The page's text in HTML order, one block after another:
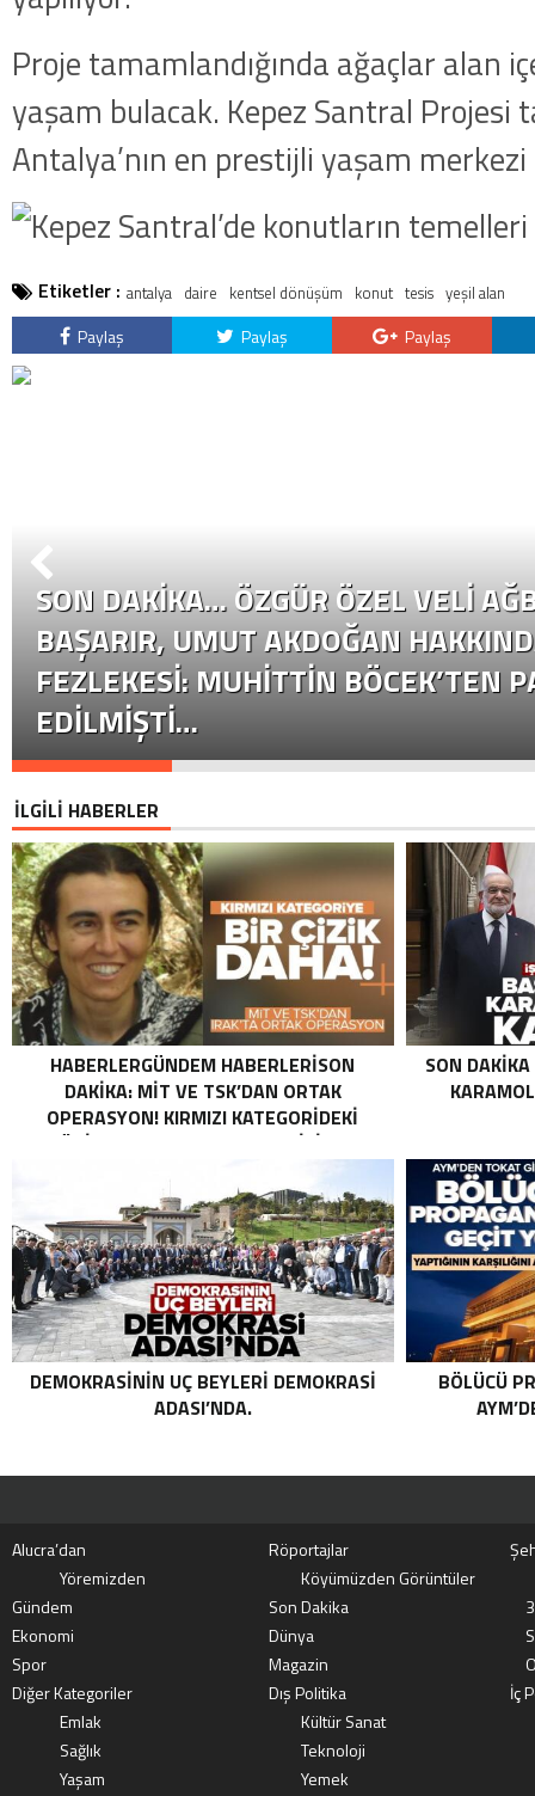
Proje tamamlandığında ağaçlar alan
yaşam bulacak. Kepez Santral Projesi
Antalya’nın en prestijli yaşam merkezi
Etiketler : antalya daire kentsel dönüşüm konut tesis yeşil alan
Paylaş Paylaş Paylaş
SON DAKİKA… ÖZGÜR ÖZEL VELI
BAŞARIR, UMUT AKDOĞAN
FEZLEKESI: MUHITTIN BÖCEK’TEN
EDILMIŞTI…
İLGİLİ HABERLER
HABERLERGÜNDEM HABERLERISON
DAKIKA: MİT VE TSK’DAN ORTAK
OPERASYON! KIRMIZI KATEGORIDEKI
TERÖRIST NAZLI TAŞPINAR ETKISIZ HALE
ORTAK OPERASYON! KIRMIZI
KATEGORIDEKI TERÖRIST NAZLI
TAŞPINAR ETKISIZ HALE GETIRILDI .
SON
DEMOKRASININ UÇ BEYLERI DEMOKRASI
ADASI’NDA.
BÖLÜCÜ
Alucra’dan Röportajlar
Yöremizden
Köyümüzden Görüntüler
Gündem
Son Dakika
Ekonomi
Dünya
Spor
Magazin
Diğer Kategoriler
Dış Politika
İç
Emlak
Kültür Sanat
Sağlık
Teknoloji
Yaşam
Yemek